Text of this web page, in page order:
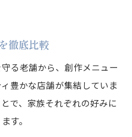
徹底比較
る老舗から、創作メニュー
豊かな店舗が集結していま
で、家族それぞれの好みに
す。